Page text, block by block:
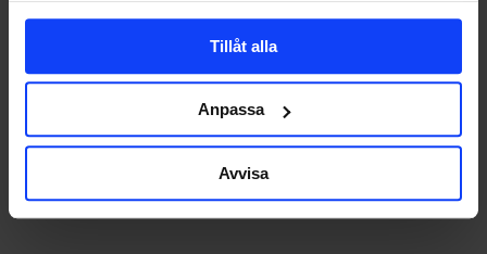
Tillåt alla
Anpassa
Avvisa